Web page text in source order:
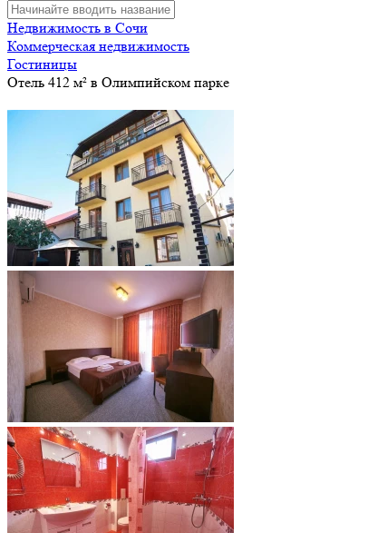
Недвижимость в Сочи
Коммерческая недвижимость
Гостиницы
Отель 412 м² в Олимпийском парке